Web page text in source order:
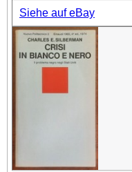
Siehe auf eBay